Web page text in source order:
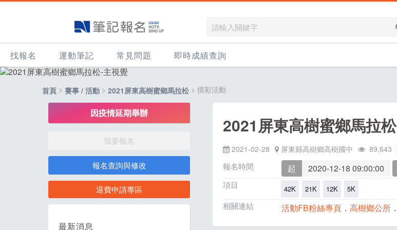
找報名 運動筆記 常見問題 即時成績查詢
首頁 > 賽事 / 活動 > 2021屏東高樹蜜鄉馬拉松 > 摸彩活動
因疫情延期舉辦
我要報名
報名查詢與修改
退費申請專區
最新消息
2021屏東高樹蜜鄉馬拉松
2021-02-28 屏東縣高樹鄉高樹國中 89,643
報名時間 起 2020-12-18 09:00:00
項目 42K 21K 12K 5K
相關連結 活動FB粉絲專頁 ． 高樹鄉公所 ．